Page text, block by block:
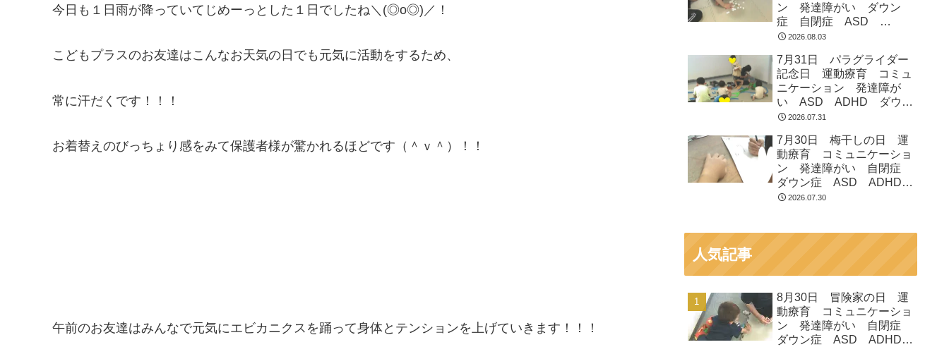
今日も１日雨が降っていてじめーっとした１日でしたね＼(◎o◎)／！
こどもプラスのお友達はこんなお天気の日でも元気に活動をするため、
常に汗だくです！！！
お着替えのびっちょり感をみて保護者様が驚かれるほどです（＾ｖ＾）！！
午前のお友達はみんなで元気にエビカニクスを踊って身体とテンションを上げていきます！！！
ン 発達障がい ダウン
症 自閉症 ASD
ADHD 児童発達支援 放
市 つくばみらい市 坂東
市 守谷市
2026.08.03
7月31日 パラグライダー
記念日 運動療育 コミュ
ニケーション 発達障が
い ASD ADHD ダウン
症 児童発達支援 放課後
つくばみらい市 坂東市
守谷市
2026.07.31
7月30日 梅干しの日 運
動療育 コミュニケーショ
ン 発達障がい 自閉症
ダウン症 ASD ADHD
放課後等デイサービス 児
2026.07.30
人気記事
8月30日 冒険家の日 運
動療育 コミュニケーショ
ン 発達障がい 自閉症
ダウン症 ASD ADHD